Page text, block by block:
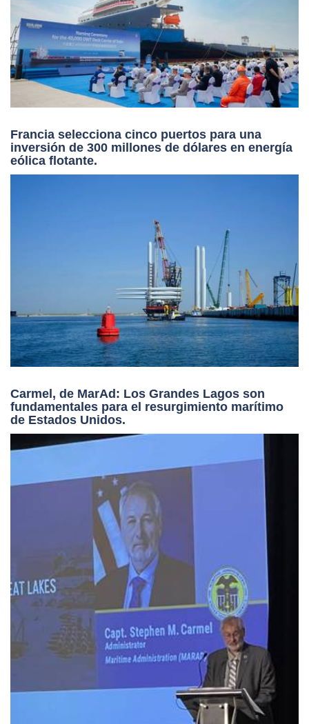
Francia selecciona cinco puertos para una
inversión de 300 millones de dólares en energía
eólica flotante.
Carmel, de MarAd: Los Grandes Lagos son
fundamentales para el resurgimiento marítimo
de Estados Unidos.